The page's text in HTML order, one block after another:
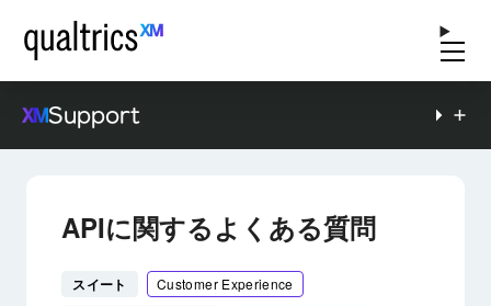
Support
APIに関するよくある質問
スイート
Customer Experience